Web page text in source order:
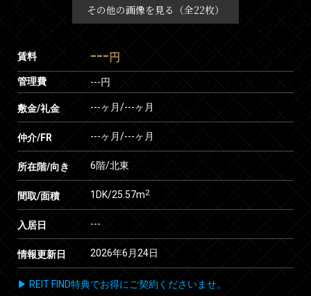
その他の画像を見る（全22枚）
賃料 --- 円
管理費 ---円
敷金/礼金 ---ヶ月/---ヶ月
仲介/FR ---ヶ月/---ヶ月
所在階/向き 6階/北東
間取/面積 1DK/25.57m2
入居日 ---
情報更新日 2026年6月24日
▶ REIT FIND特典でお得にご契約くださいませ。